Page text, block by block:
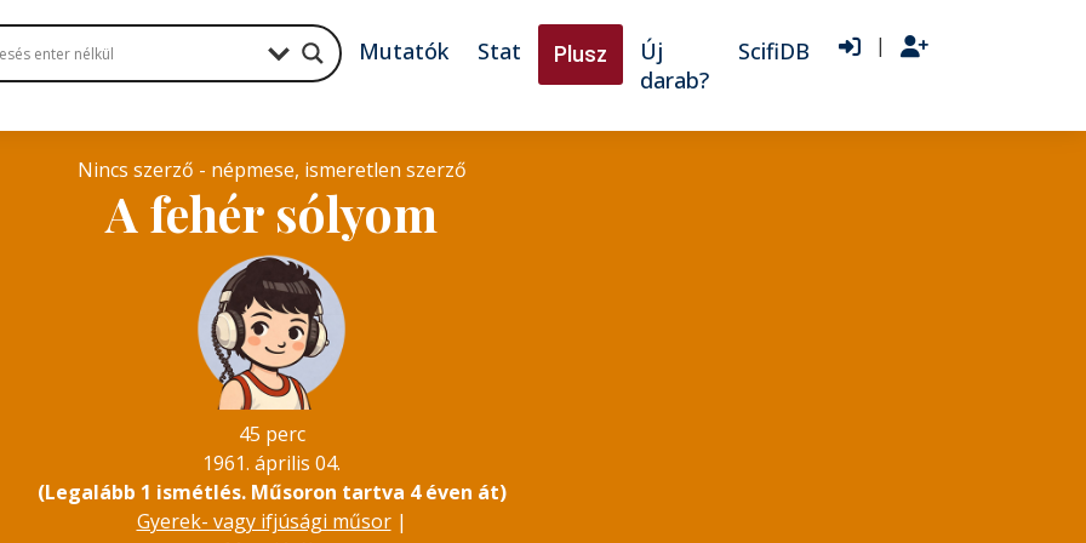
Mutatók Stat Plusz
Új
darab?
ScifiDB |
Nincs szerző - népmese, ismeretlen szerző
A fehér sólyom
45 perc
1961. április 04.
(Legalább 1 ismétlés. Műsoron tartva 4 éven át)
Gyerek- vagy ifjúsági műsor|